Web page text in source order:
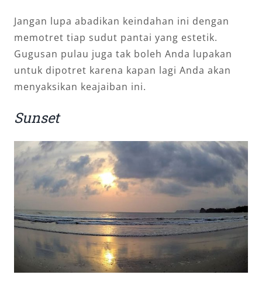
Jangan lupa abadikan keindahan ini dengan
memotret tiap sudut pantai yang estetik.
Gugusan pulau juga tak boleh Anda lupakan
untuk dipotret karena kapan lagi Anda akan
menyaksikan keajaiban ini.
Sunset